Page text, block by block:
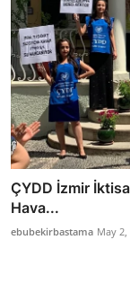
ÇYDD İzmir
Hava...
ebubekirbastama May 2,